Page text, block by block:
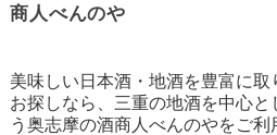
商人べんのや
美味しい日本酒・地酒を豊富に
お探しなら、三重の地酒を中心
う奥志摩の酒商人べんのやをご